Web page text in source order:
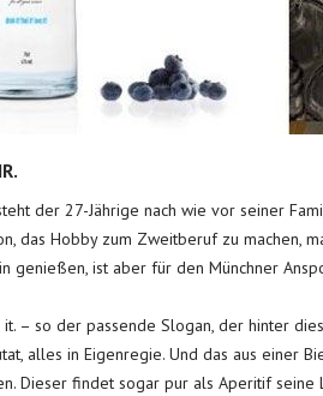
der 27-Jährige nach wie vor seiner
das Hobby zum Zweitberuf zu machen,
genießen, ist aber für den Münchner
– so der passende Slogan, der hinter
alles in Eigenregie. Und das aus einer
Dieser findet sogar pur als Aperitif seine